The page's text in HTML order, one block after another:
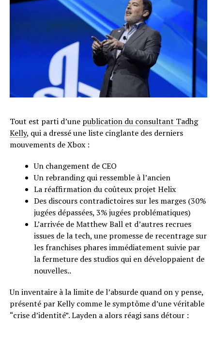
Tout est parti d’une publication du consultant Tadhg
Kelly, qui a dressé une liste cinglante des derniers
mouvements de Xbox :
Un changement de CEO
Un rebranding qui ressemble à l’ancien
La réaffirmation du coûteux projet Helix
Des discours contradictoires sur les marges (30%
jugées dépassées, 3% jugées problématiques)
L’arrivée de Matthew Ball et d’autres recrues
issues de la tech, une promesse de recentrage sur
les franchises phares immédiatement suivie par
la fermeture des studios qui en développaient de
nouvelles..
Un inventaire à la limite de l’absurde quand on y pense,
présenté par Kelly comme le symptôme d’une véritable
“crise d’identité”. Layden a alors réagi sans détour :